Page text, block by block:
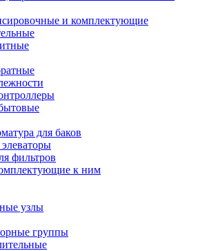
и комплектующие
для баков
фильтров
к ним
узлы
группы